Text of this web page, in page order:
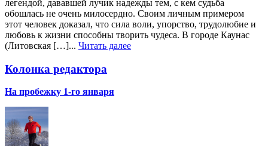
легендой, дававшей лучик надежды тем, с кем судьба
обошлась не очень милосердно. Своим личным примером
этот человек доказал, что сила воли, упорство, трудолюбие и
любовь к жизни способны творить чудеса. В городе Каунас
(Литовская […]... Читать далее
Колонка редактора
На пробежку 1-го января